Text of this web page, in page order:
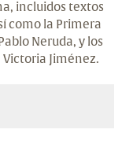
incluidos textos
como la Primera
Neruda, y los
Victoria Jiménez.